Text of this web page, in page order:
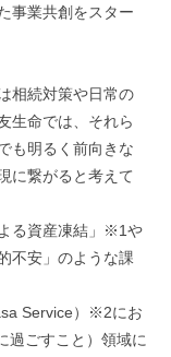
k
事業共創をスター
相続対策や日常の
生命では、それら
も明るく前向きな
に繋がると考えて
る資産凍結」※1や
不安」のような課
Service）※2にお
過ごすこと）領域に